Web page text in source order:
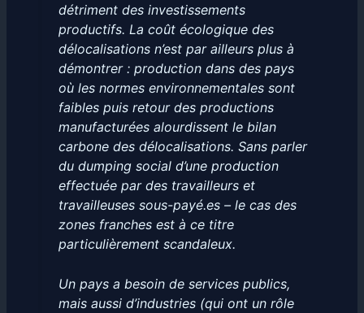
détriment des investissements
productifs. La coût écologique des
délocalisations n’est par ailleurs plus à
démontrer : production dans des pays
où les normes environnementales sont
faibles puis retour des productions
manufacturées alourdissent le bilan
carbone des délocalisations. Sans parler
du dumping social d’une production
effectuée par des travailleurs et
travailleuses sous-payé.es – le cas des
zones franches est à ce titre
particulièrement scandaleux.
Un pays a besoin de services publics,
mais aussi d’industries (qui ont un rôle